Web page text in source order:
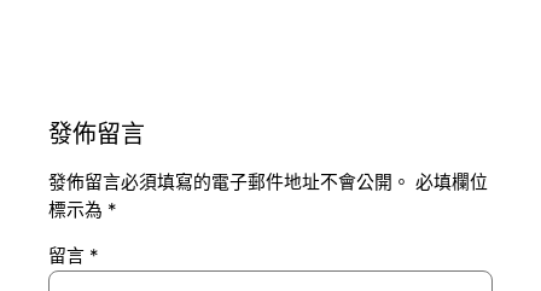
發佈留言
發佈留言必須填寫的電子郵件地址不會公開。 必填欄位
標示為 *
留言 *